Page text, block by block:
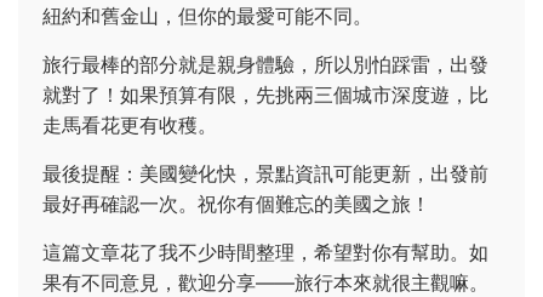
紐約和舊金山，但你的最愛可能不同。
旅行最棒的部分就是親身體驗，所以別怕踩雷，出發
就對了！如果預算有限，先挑兩三個城市深度遊，比
走馬看花更有收穫。
最後提醒：美國變化快，景點資訊可能更新，出發前
最好再確認一次。祝你有個難忘的美國之旅！
這篇文章花了我不少時間整理，希望對你有幫助。如
果有不同意見，歡迎分享——旅行本來就很主觀嘛。